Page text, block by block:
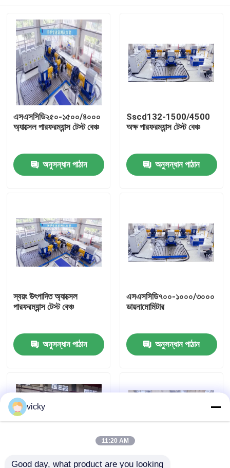
আমাদের সম্বন্ধে
কারখানা ভ্রমণ
গুণগত মান নিয়ন্ত্রণ
যোগাযোগ করুন
মামলা
হাই স্পিড ডায়নামিটার
এসএসসিডি২৫০-১৫০০/৪০০০
অ্যাক্সেল পারফরম্যান্স টেস্ট বেঞ্চ
অনুসন্ধান পাঠান
Sscd132-1500/4500
অক্ষ পারফরম্যান্স টেস্ট বেঞ্চ
অনুসন্ধান পাঠান
স্বয়ং উৎপাদিত অ্যাক্সেল
পারফরম্যান্স টেস্ট বেঞ্চ
অনুসন্ধান পাঠান
এসএসসিডি৭০০-১০০০/৩০০০
ডায়নামোমিটার
অনুসন্ধান পাঠান
vicky
11:20 AM
Good day, what product are you looking